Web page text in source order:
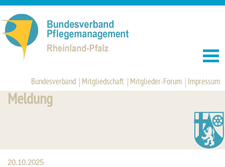
Bundesverband Mitgliedschaft Mitglieder-Forum Impressum
Meldung
20.10.2025